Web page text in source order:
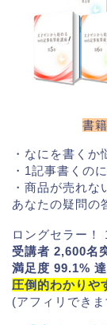
書
・なにを書くか
・1記事書くの
・商品が売れな
あなたの疑問の
ロングセラー！
受講者 2,600名
満足度 99.1% 達
圧倒的わかりや
(アフィリできま